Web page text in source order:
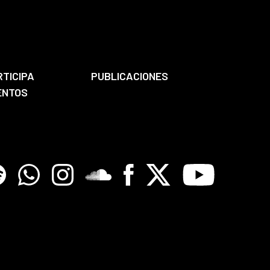
PUBLICACIONES
WhatsappInstagramSoundcloreFacebook
X Youtube